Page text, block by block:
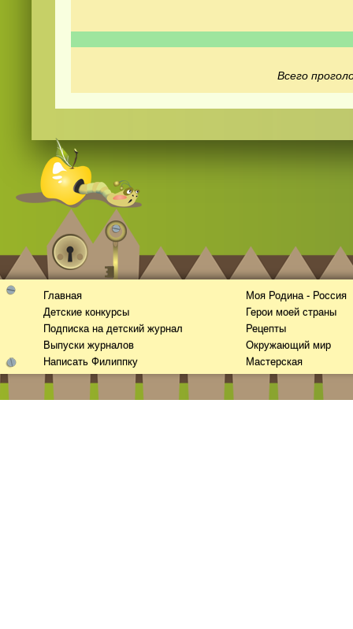
Всего
Главная
Детские конкурсы
Подписка на детский журнал
Выпуски журналов
Написать Филиппку
Моя Родина - Россия
Герои моей страны
Рецепты
Окружающий мир
Мастерская